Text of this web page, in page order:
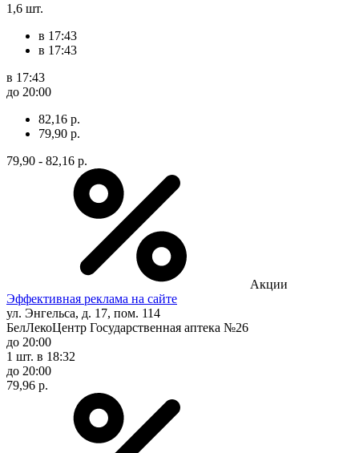
1,6 шт.
в 17:43
в 17:43
в 17:43
до 20:00
82,16 р.
79,90 р.
79,90 - 82,16 р.
Акции
Эффективная реклама на сайте
ул. Энгельса, д. 17, пом. 114
БелЛекоЦентр Государственная аптека №26
до 20:00
1 шт. в 18:32
до 20:00
79,96 р.